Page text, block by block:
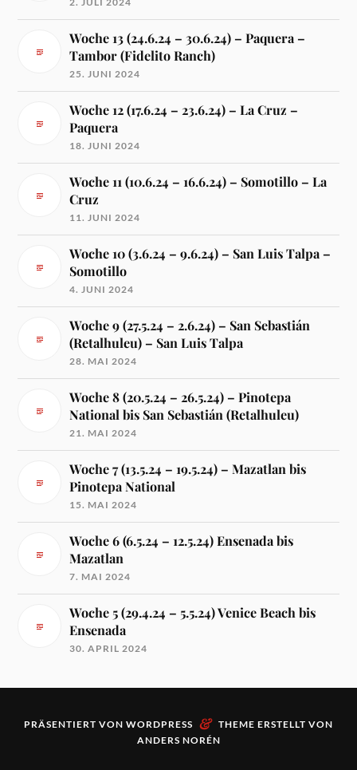
Woche 13 (24.6.24 – 30.6.24) – Paquera –
Tambor (Fidelito Ranch)
25. JUNI 2024
Woche 12 (17.6.24 – 23.6.24) – La Cruz –
Paquera
18. JUNI 2024
Woche 11 (10.6.24 – 16.6.24) – Somotillo – La
Cruz
11. JUNI 2024
Woche 10 (3.6.24 – 9.6.24) – San Luis Talpa –
Somotillo
4. JUNI 2024
Woche 9 (27.5.24 – 2.6.24) – San Sebastián
(Retalhuleu) – San Luis Talpa
28. MAI 2024
Woche 8 (20.5.24 – 26.5.24) – Pinotepa
National bis San Sebastián (Retalhuleu)
21. MAI 2024
Woche 7 (13.5.24 – 19.5.24) – Mazatlan bis
Pinotepa National
15. MAI 2024
Woche 6 (6.5.24 – 12.5.24) Ensenada bis
Mazatlan
7. MAI 2024
Woche 5 (29.4.24 – 5.5.24) Venice Beach bis
Ensenada
30. APRIL 2024
PRÄSENTIERT VON WORDPRESS & THEME ERSTELLT VON
ANDERS NORÉN